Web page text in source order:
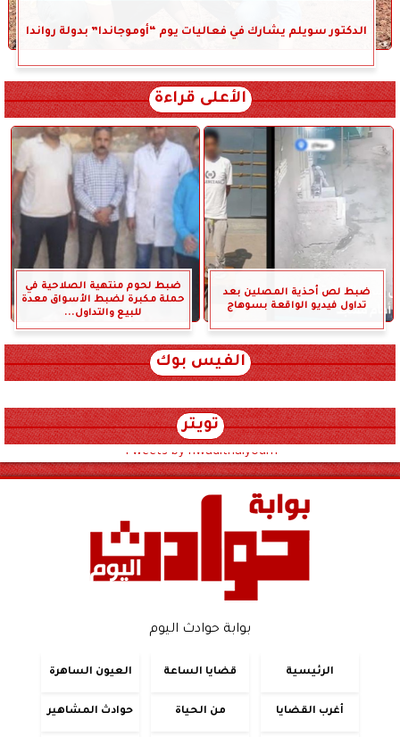
الدكتور سويلم يشارك في فعاليات يوم “أوموجاندا” بدولة رواندا
الأعلى قراءة
ضبط لص أحذية المصلين بعد
تداول فيديو الواقعة بسوهاج
ضبط لحوم منتهية الصلاحية في
حملة مكبرة لضبط الأسواق معدة
للبيع والتداول...
الفيس بوك
تويتر
Tweets by hwadithalyoum
بوابة حوادث اليوم
الرئيسية قضايا الساعة العيون الساهرة
أغرب القضايا من الحياة حوادث المشاهير